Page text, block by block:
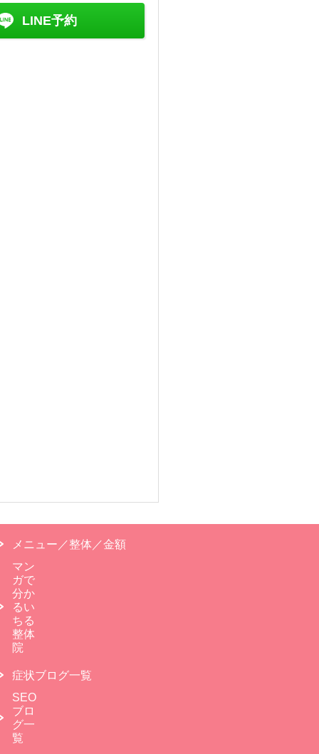
LINE予約
メニュー／整体／金額
マン
ガで
分か
るい
ちる
整体
院
症状ブログ一覧
SEO
ブロ
グ一
覧